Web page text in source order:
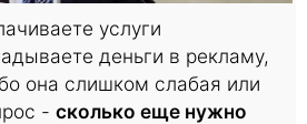
услуги
деньги в рекламу,
она слишком слабая или
- сколько еще нужно